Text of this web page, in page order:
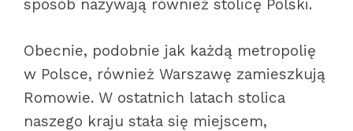
sposób nazywają również stolicę Polski.
Obecnie, podobnie jak każdą metropolię
w Polsce, również Warszawę zamieszkują
Romowie. W ostatnich latach stolica
naszego kraju stała się miejscem,